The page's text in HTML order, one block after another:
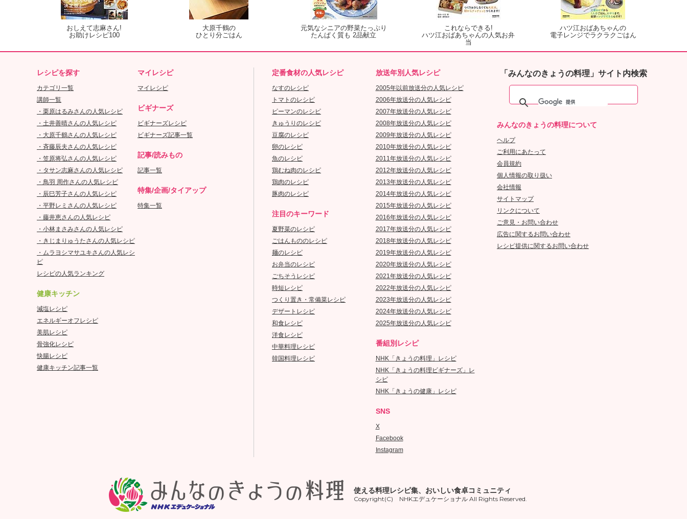
おしえて志麻さん!
お助けレシピ100
大原千鶴の
ひとり分ごはん
元気なシニアの野菜たっぷり
たんぱく質も 2品献立
これならできる!
ハツ江おばあちゃんの人気お弁
当
ハツ江おばあちゃんの
電子レンジでラクラクごはん
レシピを探す
カテゴリ一覧
講師一覧
・栗原はるみさんの人気レシピ
・土井善晴さんの人気レシピ
・大原千鶴さんの人気レシピ
・斉藤辰夫さんの人気レシピ
・笠原将弘さんの人気レシピ
・タサン志麻さんの人気レシピ
・鳥羽 周作さんの人気レシピ
・辰巳芳子さんの人気レシピ
・平野レミさんの人気レシピ
・藤井恵さんの人気レシピ
・小林まさみさんの人気レシピ
・きじまりゅうたさんの人気レシピ
・ムラヨシマサユキさんの人気レシ
ピ
レシピの人気ランキング
健康キッチン
減塩レシピ
エネルギーオフレシピ
美肌レシピ
骨強化レシピ
快腸レシピ
健康キッチン記事一覧
マイレシピ
マイレシピ
ビギナーズ
ビギナーズレシピ
ビギナーズ記事一覧
記事/読みもの
記事一覧
特集/企画/タイアップ
特集一覧
定番食材の人気レシピ
なすのレシピ
トマトのレシピ
ピーマンのレシピ
きゅうりのレシピ
豆腐のレシピ
卵のレシピ
魚のレシピ
鶏むね肉のレシピ
鶏肉のレシピ
豚肉のレシピ
注目のキーワード
夏野菜のレシピ
ごはんもののレシピ
麺のレシピ
お弁当のレシピ
ごちそうレシピ
時短レシピ
つくり置き・常備菜レシピ
デザートレシピ
和食レシピ
洋食レシピ
中華料理レシピ
韓国料理レシピ
放送年別人気レシピ
2005年以前放送分の人気レシピ
2006年放送分の人気レシピ
2007年放送分の人気レシピ
2008年放送分の人気レシピ
2009年放送分の人気レシピ
2010年放送分の人気レシピ
2011年放送分の人気レシピ
2012年放送分の人気レシピ
2013年放送分の人気レシピ
2014年放送分の人気レシピ
2015年放送分の人気レシピ
2016年放送分の人気レシピ
2017年放送分の人気レシピ
2018年放送分の人気レシピ
2019年放送分の人気レシピ
2020年放送分の人気レシピ
2021年放送分の人気レシピ
2022年放送分の人気レシピ
2023年放送分の人気レシピ
2024年放送分の人気レシピ
2025年放送分の人気レシピ
番組別レシピ
NHK「きょうの料理」レシピ
NHK「きょうの料理ビギナーズ」レ
シピ
NHK「きょうの健康」レシピ
SNS
X
Facebook
Instagram
「みんなのきょうの料理」サイト内検索
みんなのきょうの料理について
ヘルプ
ご利用にあたって
会員規約
個人情報の取り扱い
会社情報
サイトマップ
リンクについて
ご意見・お問い合わせ
広告に関するお問い合わせ
レシピ提供に関するお問い合わせ
使える料理レシピ集、おいしい食卓コミュニティ
Copyright(C) NHKエデュケーショナル All Rights Reserved.